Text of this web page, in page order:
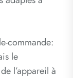
commande:
le
l’appareil à